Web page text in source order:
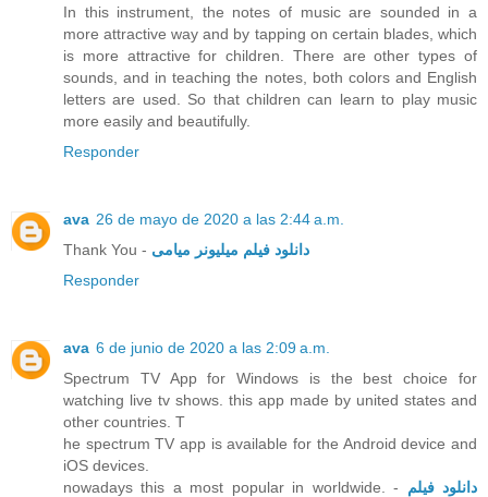
In this instrument, the notes of music are sounded in a
more attractive way and by tapping on certain blades, which
is more attractive for children. There are other types of
sounds, and in teaching the notes, both colors and English
letters are used. So that children can learn to play music
more easily and beautifully.
Responder
ava 26 de mayo de 2020 a las 2:44 a.m.
Thank You - دانلود فیلم میلیونر میامی
Responder
ava 6 de junio de 2020 a las 2:09 a.m.
Spectrum TV App for Windows is the best choice for
watching live tv shows. this app made by united states and
other countries. T
he spectrum TV app is available for the Android device and
iOS devices.
nowadays this a most popular in worldwide. - دانلود فیلم